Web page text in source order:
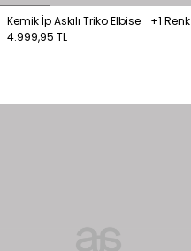
Kemik İp Askılı Triko Elbise
+1 Renk
4.999,95 TL